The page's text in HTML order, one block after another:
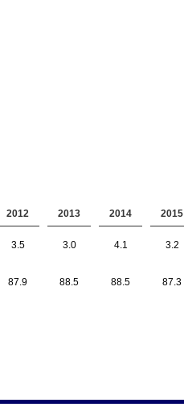
2012 2013 2014 2015
3.5 3.0 4.1 3.2
87.9 88.5 88.5 87.3